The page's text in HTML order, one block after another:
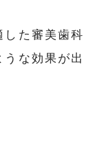
した審美歯科
な効果が出